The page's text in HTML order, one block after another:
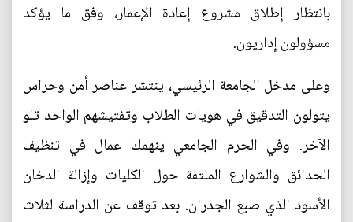
بانتظار إطلاق مشروع إعادة الإعمار، وفق ما يؤكد
مسؤولون إداريون.
وعلى مدخل الجامعة الرئيسي، ينتشر عناصر أمن وحراس
يتولون التدقيق في هويات الطلاب وتفتيشهم الواحد تلو
الآخر. وفي الحرم الجامعي ينهمك عمال في تنظيف
الحدائق والشوارع الملتفة حول الكليات وإزالة الدخان
الأسود الذي صبغ الجدران. بعد توقف عن الدراسة لثلاث